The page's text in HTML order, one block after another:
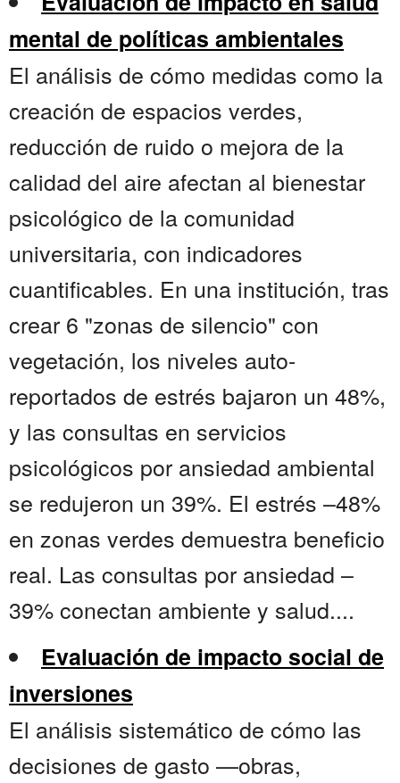
mental de políticas ambientales
El análisis de cómo medidas como la
creación de espacios verdes,
reducción de ruido o mejora de la
calidad del aire afectan al bienestar
psicológico de la comunidad
universitaria, con indicadores
cuantificables. En una institución, tras
crear 6 "zonas de silencio" con
vegetación, los niveles auto-
reportados de estrés bajaron un 48%,
y las consultas en servicios
psicológicos por ansiedad ambiental
se redujeron un 39%. El estrés –48%
en zonas verdes demuestra beneficio
real. Las consultas por ansiedad –
39% conectan ambiente y salud....
Evaluación de impacto social de
inversiones
El análisis sistemático de cómo las
decisiones de gasto —obras,